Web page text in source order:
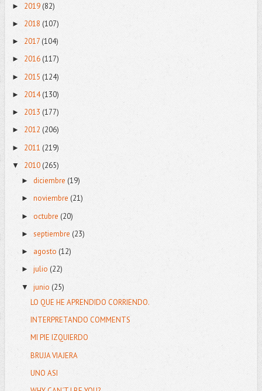
► 2019(82)
► 2018 (107)
► 2017 (104)
► 2016(117)
► 2015 (124)
► 2014(130)
► 2013 (177)
► 2012 (206)
► 2011 (219)
▼ 2010 (265)
► diciembre (19)
► noviembre (21)
► octubre (20)
► septiembre (23)
► agosto (12)
► julio (22)
▼ junio (25)
LO QUE HE APRENDIDO CORRIENDO.
INTERPRETANDO COMMENTS
MI PIE IZQUIERDO
BRUJA VIAJERA
UNO ASI